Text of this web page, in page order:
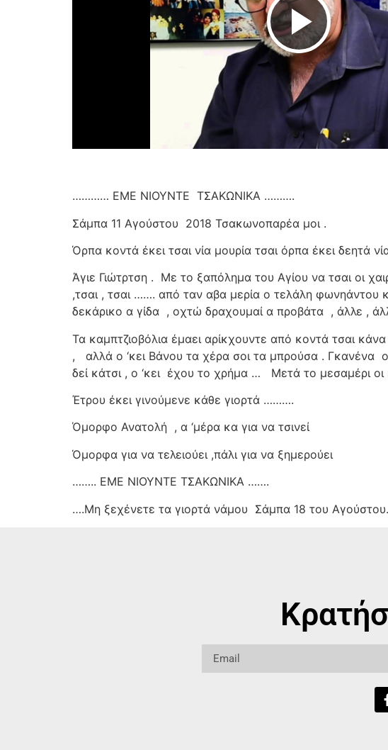
Play
………… ΕΜΕ ΝΙΟΥΝΤΕ ΤΣΑΚΩΝΙΚΑ ……….
Σάμπα 11 Αγούστου 2018 Τσακωνοπαρέα μοι .
Όρπα κοντά έκει τσαι νία μουρία τσαι όρπα έκει δεητά
Άγιε Γιώτρτση . Με το ξαπόλημα του Αγίου να τσαι οι
,τσαι , τσαι ……. από ταν αβα μερία ο τελάλη φωνηάντου
δεκάρικο α γίδα , οχτώ δραχουμαί α προβάτα , άλλε ,
Τα καμπτζιοβόλια έμαει αρίκχουντε από κοντά τσαι
,
αλλά ο ‘κει Βάνου τα χέρα σοι τα μπρούσα . Γκανένα
δεί κάτσι , ο ‘κει έχου το χρήμα …
Μετά το μεσαμέρι οι
Έτρου έκει γινούμενε κάθε γιορτά ……….
Όμορφο Ανατολή , α ‘μέρα κα για να τσινεί
Όμορφα για να τελειούει ,πάλι για να ξημερούει
…….. ΕΜΕ ΝΙΟΥΝΤΕ ΤΣΑΚΩΝΙΚΑ …….
….Μη ξεχένετε τα γιορτά νάμου Σάμπα 18 του